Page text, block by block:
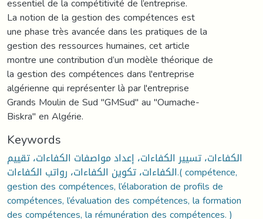
La notion de la gestion des compétences est
une phase très avancée dans les pratiques de la
gestion des ressources humaines, cet article
montre une contribution d’un modèle théorique de
la gestion des compétences dans l'entreprise
algérienne qui représenter là par l'entreprise
Grands Moulin de Sud "GMSud" au "Oumache-
Biskra" en Algérie.
Keywords
الكفاءات، تسيير الكفاءات، إعداد مواصفات الكفاءات، تقييم
الكفاءات، تكوين الكفاءات، رواتب الكفاءات.( compétence,
gestion des compétences, l’élaboration de profils de
compétences, l’évaluation des compétences, la formation
des compétences, la rémunération des compétences. )